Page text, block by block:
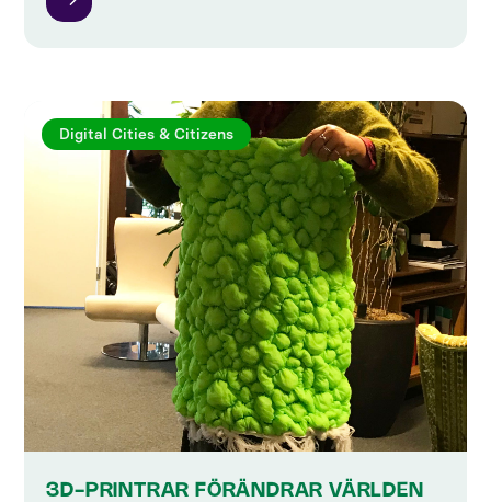
Digital Cities & Citizens
3D-PRINTRAR FÖRÄNDRAR VÄRLDEN